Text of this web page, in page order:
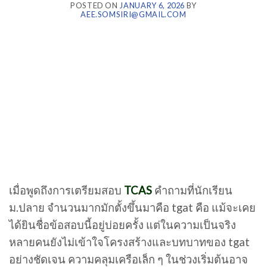
POSTED ON JANUARY 6, 2026 BY
AEE.SOMSIRI@GMAIL.COM
เมื่อพูดถึงการเตรียมสอบ TCAS คำถามที่นักเรียน
ม.ปลาย จำนวนมากมักตั้งขึ้นมาคือ tgat คือ แม้จะเคย
ได้ยินชื่อข้อสอบนี้อยู่บ่อยครั้ง แต่ในความเป็นจริง
หลายคนยังไม่เข้าใจโครงสร้างและบทบาทของ tgat
อย่างชัดเจน ความคลุมเครือเล็ก ๆ ในช่วงเริ่มต้นอาจ